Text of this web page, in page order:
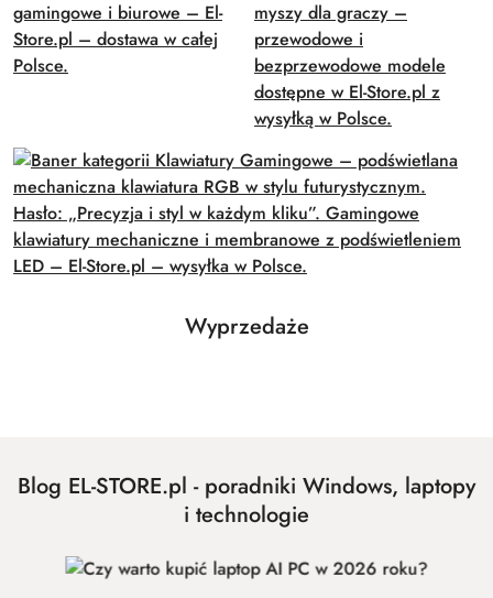
Pomiń karuzelę produktów
Produkty
Wyprzedaże
Blog EL-STORE.pl - poradniki Windows, laptopy
i technologie